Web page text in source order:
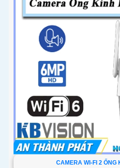
CAMERA WI-FI 2 ỐNG